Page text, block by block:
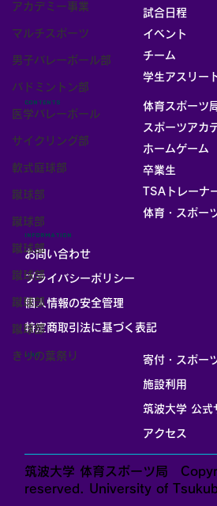
アカデミー事業
マルチスポーツ
男子バレーボール部
バドミントン部
医学バレーボール
サイクリング部
軟式庭球部
蹴球部
蹴球部
蹴球部
蹴球部
蹴球部
蹴球部
きりの葉祭り
試合日程
イベント
チーム
学生アスリー
体育スポーツ
スポーツアカ
ホームゲーム
卒業生
TSAトレーナ
体育・スポー
CONTENTS
寄付・スポー
施設利用
筑波大学 公式
アクセス
LINK
INFORMATION
お問い合わせ
プライバシーポリシー
個人情報の安全管理
​特定商取引法に基づく表記
筑波大学 体育スポーツ局
reserved. University of